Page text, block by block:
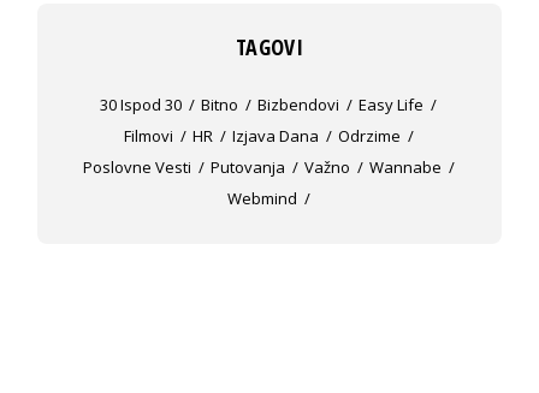
TAGOVI
30 Ispod 30 Bitno Bizbendovi
Easy Life
Filmovi
HR Izjava Dana
Odrzime
Poslovne Vesti
Putovanja Važno
Wannabe
Webmind